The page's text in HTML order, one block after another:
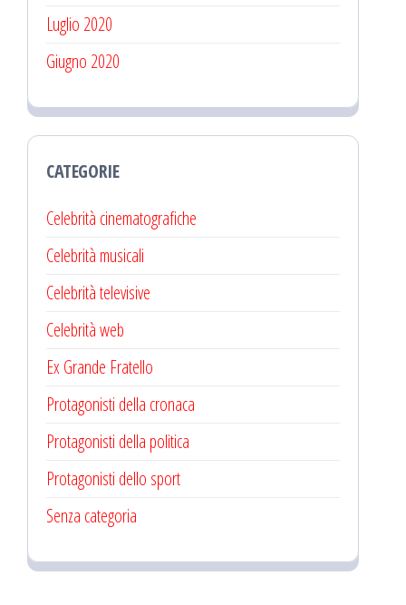
Luglio 2020
Giugno 2020
CATEGORIE
Celebrità cinematografiche
Celebrità musicali
Celebrità televisive
Celebrità web
Ex Grande Fratello
Protagonisti della cronaca
Protagonisti della politica
Protagonisti dello sport
Senza categoria